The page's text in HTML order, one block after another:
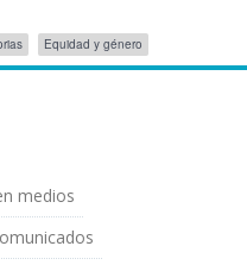
medios
Equidad y género